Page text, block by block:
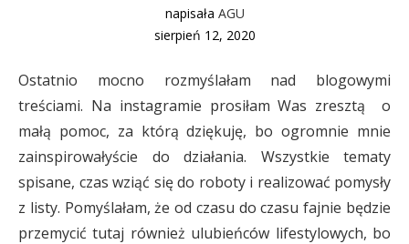
napisała AGU
sierpień 12, 2020
Ostatnio mocno rozmyślałam nad blogowymi
treściami. Na instagramie prosiłam Was zresztą o
małą pomoc, za którą dziękuję, bo ogromnie mnie
zainspirowałyście do działania. Wszystkie tematy
spisane, czas wziąć się do roboty i realizować pomysły
z listy. Pomyślałam, że od czasu do czasu fajnie będzie
przemycić tutaj również ulubieńców lifestylowych, bo